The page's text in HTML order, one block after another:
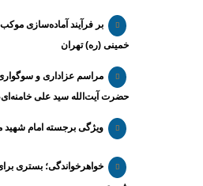
بر فرآیند آماده‌سازی
خمینی (ره) تهران
مراسم عزاداری و
حضرت آیت‌الله سید علی
ویژگی برجسته امام شهید
خواهرخواندگی؛ بستری